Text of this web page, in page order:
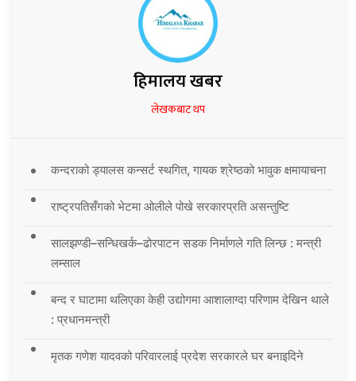
हिमालय खबर
लेखकबाट थप
कन्दराको ड्यालस कन्सर्ट स्थगित, गायक श्रेष्ठको भावुक क्षमायाचना
राष्ट्रपतिसँगको भेटमा ओलीले पोखे सरकारप्रति असन्तुष्टि
सालझण्डी–सन्धिखर्क–ढोरपाटन सडक निर्माणले गति लिन्छ : मन्त्री
लम्साल
बन्द र घाटामा थलिएका केही उद्योगमा आशालाग्दा परिणाम देखिन थाले
: प्रधानमन्त्री
मृतक गणेश यादवको परिवारलाई प्रदेश सरकारले घर बनाइदिने